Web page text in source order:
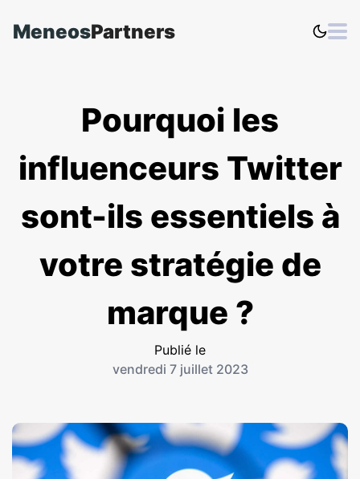
MeneosPartners
Pourquoi les
influenceurs Twitter
sont-ils essentiels à
votre stratégie de
marque ?
Publié le
vendredi 7 juillet 2023